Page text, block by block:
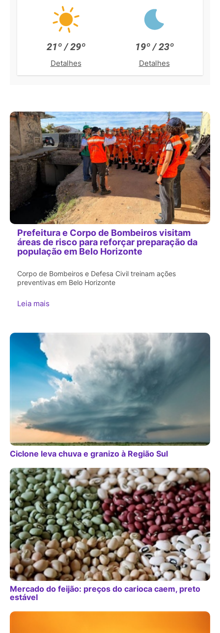
21º / 29º
Detalhes
19º / 23º
Detalhes
Prefeitura e Corpo de Bombeiros visitam
áreas de risco para reforçar preparação da
população em Belo Horizonte
Corpo de Bombeiros e Defesa Civil treinam ações
preventivas em Belo Horizonte
Leia mais
Ciclone leva chuva e granizo à Região Sul
Mercado do feijão: preços do carioca caem, preto
estável